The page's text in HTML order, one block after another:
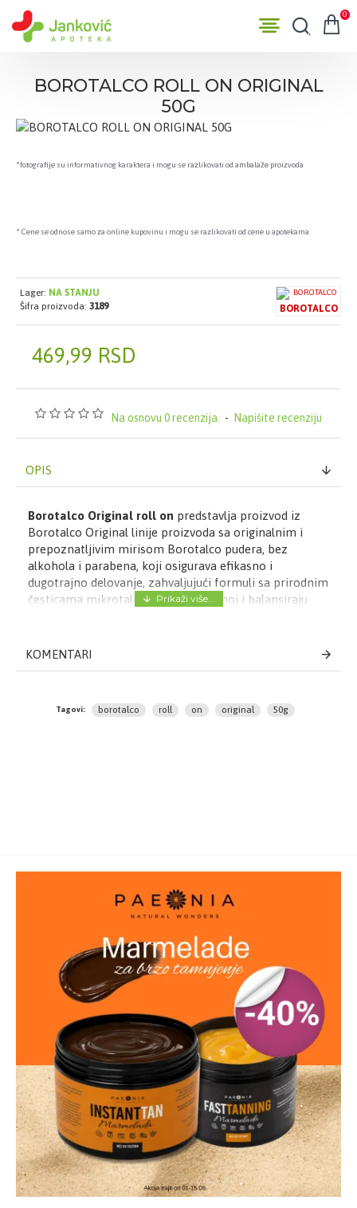
0
BOROTALCO ROLL ON ORIGINAL
50G
*fotografije su informativnog karaktera i mogu se razlikovati od ambalaže proizvoda
* Cene se odnose samo za online kupovinu i mogu se razlikovati od cene u apotekama.
Na osnovu 0 recenzija. - Napišite recenziju
469,99 RSD
Lager: NA STANJU
Šifra proizvoda: 3189 BOROTALCO
OPIS
Borotalco Original roll on predstavlja proizvod iz
Borotalco Original linije proizvoda sa originalnim i
prepoznatljivim mirisom Borotalco pudera, bez
alkohola i parabena, koji osigurava efikasno i
dugotrajno delovanje, zahvaljujući formuli sa prirodnim
česticama mikrotalka koje upijaju znoj i balansiraju
ostavlja kožu suvom tokom celog dana.
Proizvodjač:L.Manetti - H.Roberts & C.p.A., Italija
Uvoznik/Distributer:
Bolton Serbia d.o.o.
KOMENTARI
Tagovi: borotalco roll on original 50g